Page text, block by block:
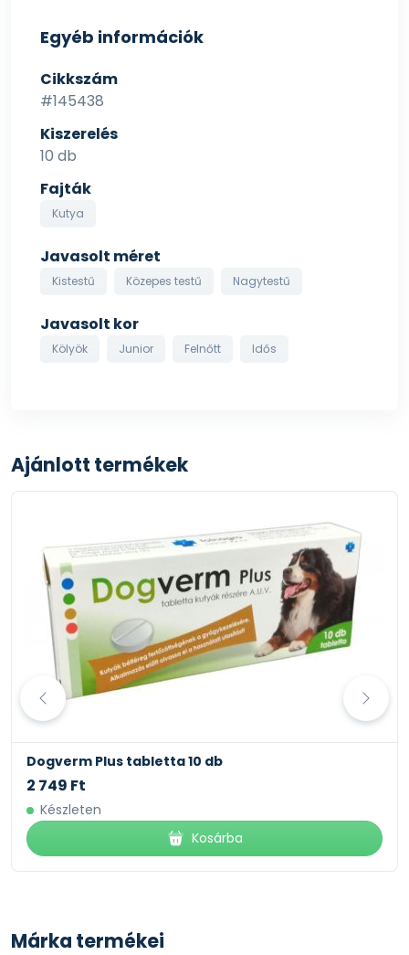
Egyéb információk
Cikkszám
#145438
Kiszerelés
10 db
Fajták
Kutya
Javasolt méret
Kistestű Közepes testű Nagytestű
Javasolt kor
Kölyök Junior Felnőtt Idős
Ajánlott termékek
Dogverm Plus tabletta 10 db
2 749 Ft
Készleten
Kosárba
Márka termékei